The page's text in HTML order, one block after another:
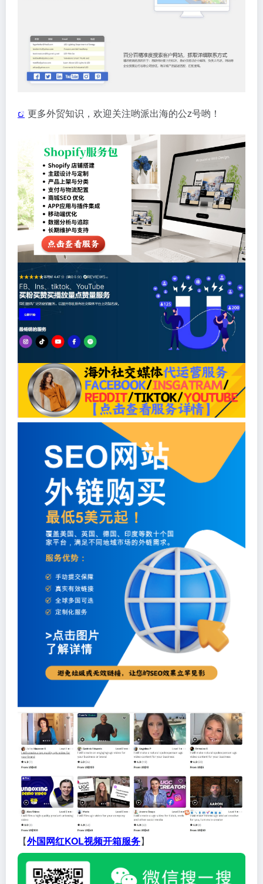
更多外贸知识，欢迎关注哟派出海的公z号哟！
【外国网红KOL视频开箱服务】